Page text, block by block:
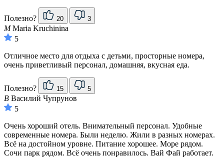
Полезно? 20 3
MMaria Kruchinina
5
Отличное место для отдыха с детьми, просторные номера,
очень приветливый персонал, домашняя, вкусная еда.
Полезно? 15 5
В Василий Чупрунов
5
Очень хороший отель. Внимательный персонал. Удобные
современные номера. Были неделю. Жили в разных номерах.
Всё на достойном уровне. Питание хорошее. Море рядом.
Сочи парк рядом. Всё очень понравилось. Вай Фай работает.